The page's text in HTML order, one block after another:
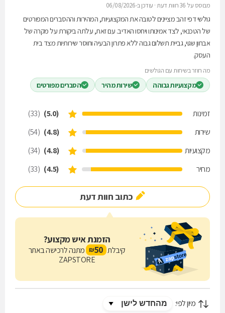
מבוסס על 36 חוות דעת · עודכן ב-06/08/2026
גולשי דפי זהב מציינים לטובה את המקצועיות, המהירות וההסברים המפורטים
של הטכנאי, לצד אמינותו ויחסו האדיב. עם זאת, עלתה ביקורת על מקרה של
אבחון שגוי, גביית תשלום גבוה ללא פתרון הבעיה וחוסר שירותיות מצד בית
העסק.
מה חוזר בשיחות עם הגולשים
מקצועיות גבוהה שירות מהיר הסברים מפורטים
זמינות (5.0)
(33)
שירות
(4.8)
(54)
מקצועיות
(4.8)
(34)
מחיר
(4.5)
(33)
כתוב חוות דעת
הזמנת איש מקצוע?
קיבלת 50
₪ מתנה לרכישה באתר
ZAPSTORE
מיון לפי: